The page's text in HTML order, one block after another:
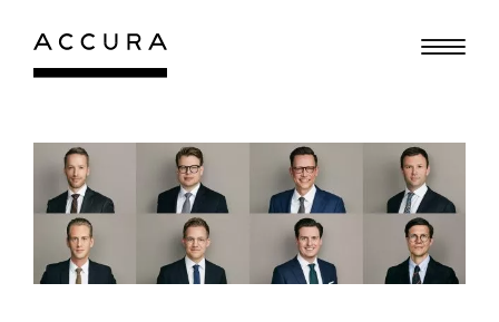
Gå
indhold